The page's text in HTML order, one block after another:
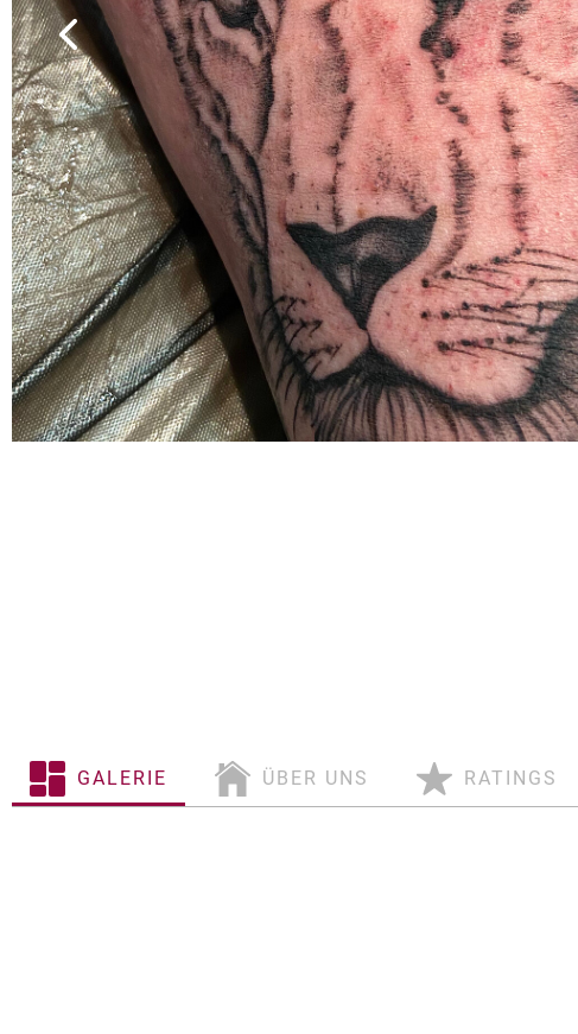
GALERIE ÜBER UNS RATINGS